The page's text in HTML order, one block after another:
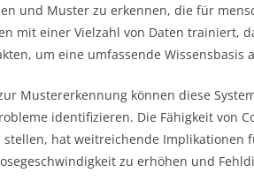
und Muster zu erkennen, die für
mit einer Vielzahl von Daten trainiert,
um eine umfassende Wissensbasis
Mustererkennung können diese
identifizieren. Die Fähigkeit von
stellen, hat weitreichende Implikationen
zu erhöhen und